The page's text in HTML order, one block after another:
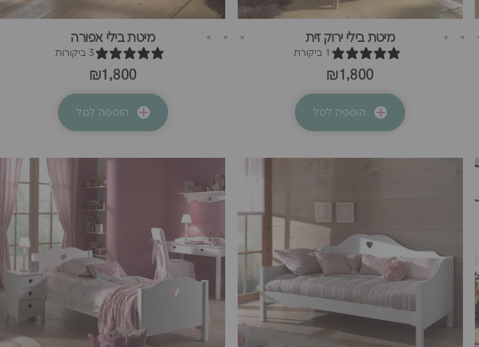
מיטת בילי ירוק זית
1 ביקורת
₪1,800
הוספה לסל
מיטת בילי אפורה
3 ביקורות
₪1,800
הוספה לסל